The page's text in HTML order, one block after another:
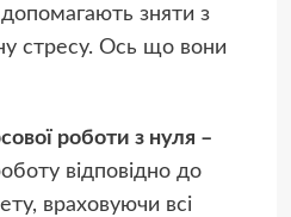
зняти з
стресу. Ось що вони
роботи з нуля –
відповідно до
враховуючи всі